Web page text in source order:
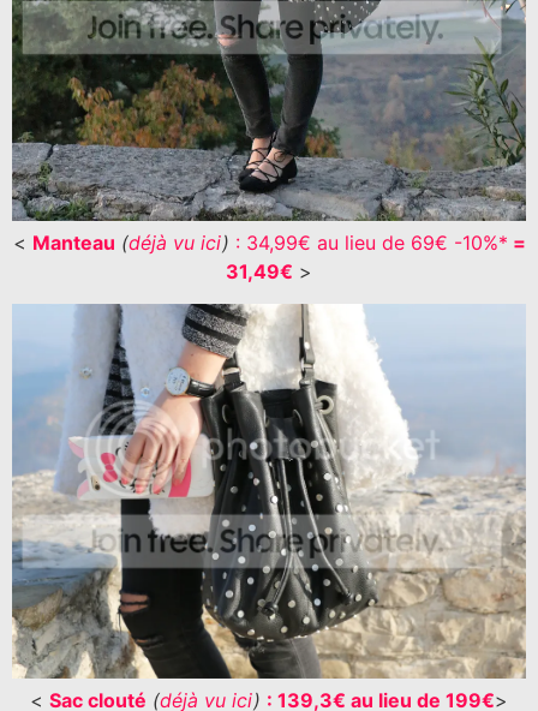
< Manteau (déjà vu ici) : 34,99€ au lieu de 69€ -10%* =
31,49€ >
< Sac clouté (déjà vu ici) : 139,3€ au lieu de 199€>